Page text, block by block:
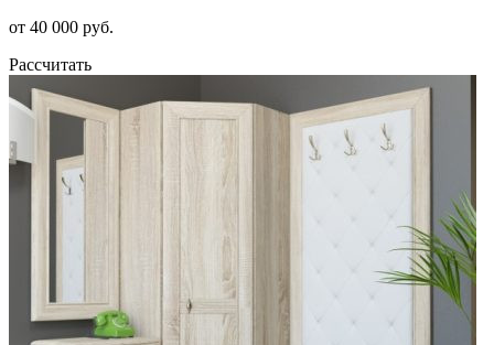
от 40 000 руб.
Рассчитать